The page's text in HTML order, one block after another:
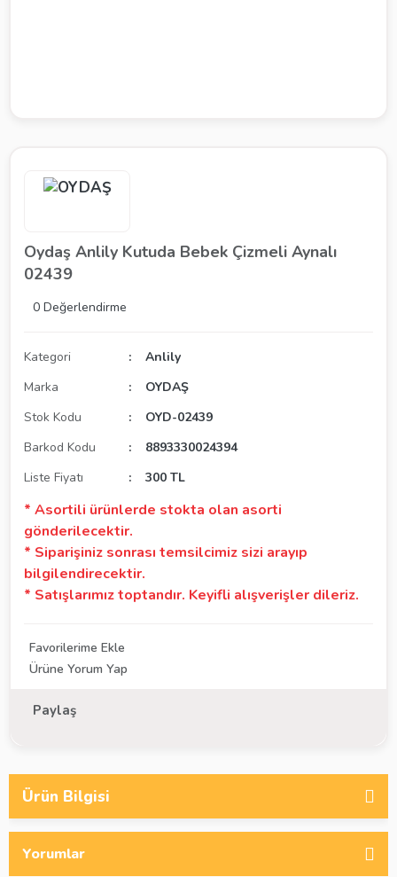
Oydaş Anlily Kutuda Bebek Çizmeli Aynalı
02439
0 Değerlendirme
Kategori
Anlily
Marka
OYDAŞ
Stok Kodu
OYD-02439
Barkod Kodu
8893330024394
Liste Fiyatı
300 TL
* Asortili ürünlerde stokta olan asorti
gönderilecektir.
* Siparişiniz sonrası temsilcimiz sizi arayıp
bilgilendirecektir.
* Satışlarımız toptandır. Keyifli alışverişler dileriz.
Ürüne Yorum Yap
Paylaş
Ürün Bilgisi
Yorumlar